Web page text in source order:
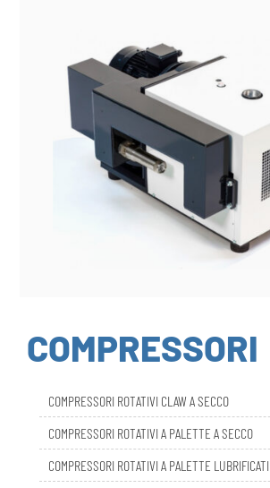
COMPRESSORI
COMPRESSORI ROTATIVI A PALETTE A SECCO
COMPRESSORI ROTATIVI A PALETTE LUBRIFICATI
COMPRESSORI A CANALE LATERALE